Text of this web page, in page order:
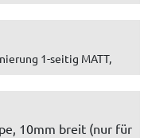
1-seitig MATT,
10mm breit (nur für